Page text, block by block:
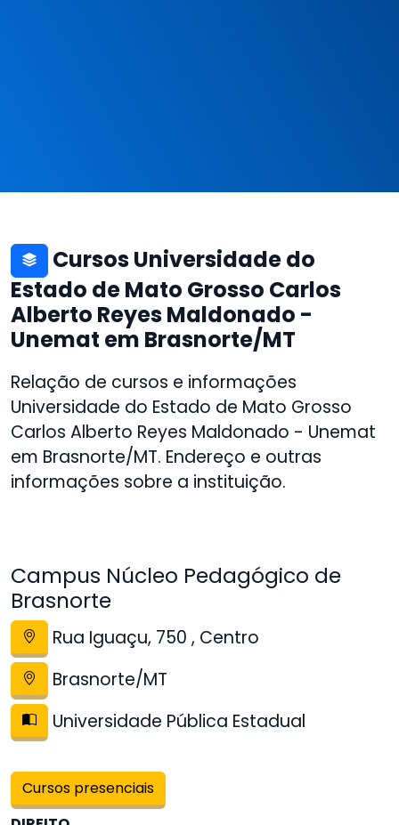
Cursos Universidade do
Estado de Mato Grosso Carlos
Alberto Reyes Maldonado -
Unemat em Brasnorte/MT
Relação de cursos e informações
Universidade do Estado de Mato Grosso
Carlos Alberto Reyes Maldonado - Unemat
em Brasnorte/MT. Endereço e outras
informações sobre a instituição.
Campus Núcleo Pedagógico de
Brasnorte
Rua Iguaçu, 750 , Centro
Brasnorte/MT
Universidade Pública Estadual
Cursos presenciais